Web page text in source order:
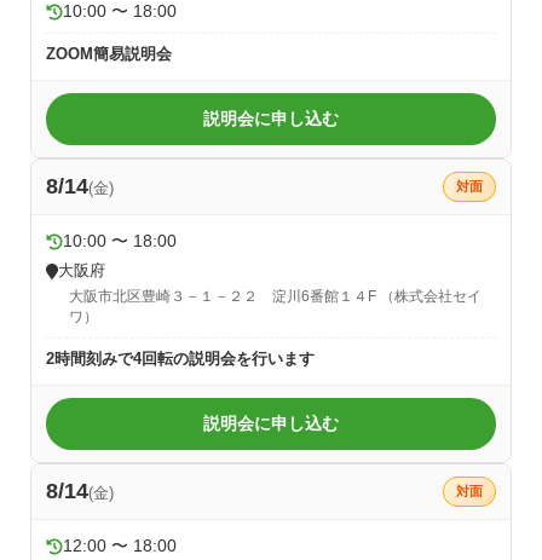
10:00 〜 18:00
ZOOM簡易説明会
説明会に申し込む
8/14(金) 対面
10:00 〜 18:00
大阪府
大阪市北区豊崎３－１－２２ 淀川6番館１４F （株式会社セイ
ワ）
2時間刻みで4回転の説明会を行います
説明会に申し込む
8/14(金) 対面
12:00 〜 18:00